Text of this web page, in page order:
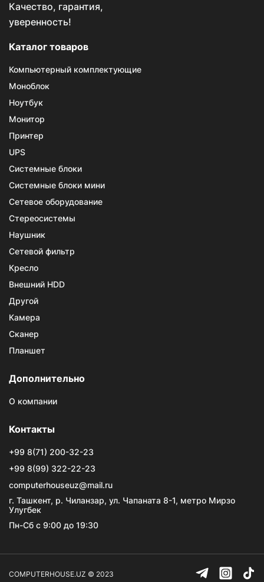
Качество, гарантия,
уверенность!
Каталог товаров
Компьютерный комплектующие
Моноблок
Ноутбук
Монитор
Принтер
UPS
Системные блоки
Системные блоки мини
Сетевое оборудование
Стереосистемы
Наушник
Сетевой фильтр
Кресло
Внешний HDD
Другой
Камера
Сканер
Планшет
Дополнительно
О компании
Контакты
+99 8(71) 200-32-23
+99 8(99) 322-22-23
computerhouseuz@mail.ru
г. Ташкент, р. Чиланзар, ул. Чапаната 8-1, метро Мирзо
Улугбек
Пн-Сб с 9:00 до 19:30
COMPUTERHOUSE.UZ © 2023